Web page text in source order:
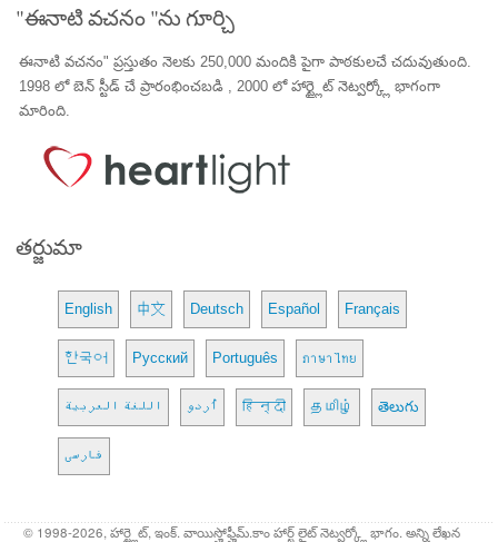
"ఈనాటి వచనం "ను గూర్చి
ఈనాటి వచనం" ప్రస్తుతం నెలకు 250,000 మందికి పైగా పాఠకులచే చదువుతుంది.
1998 లో బెన్ స్టీడ్ చే ప్రారంభించబడి , 2000 లో హార్ట్లైట్ నెట్వర్క్లో భాగంగా
మారింది.
తర్జుమా
English 中文 Deutsch Español Français
한국어 Русский Português ภาษาไทย
اللغة العربية اُردو हिन्दी தமிழ் తెలుగు
فارسی
© 1998-2026, హార్ట్లైట్, ఇంక్. వాయిస్హోఫ్హీమ్.కాం హార్ట్ లైట్ నెట్వర్క్లో భాగం. అన్ని లేఖన